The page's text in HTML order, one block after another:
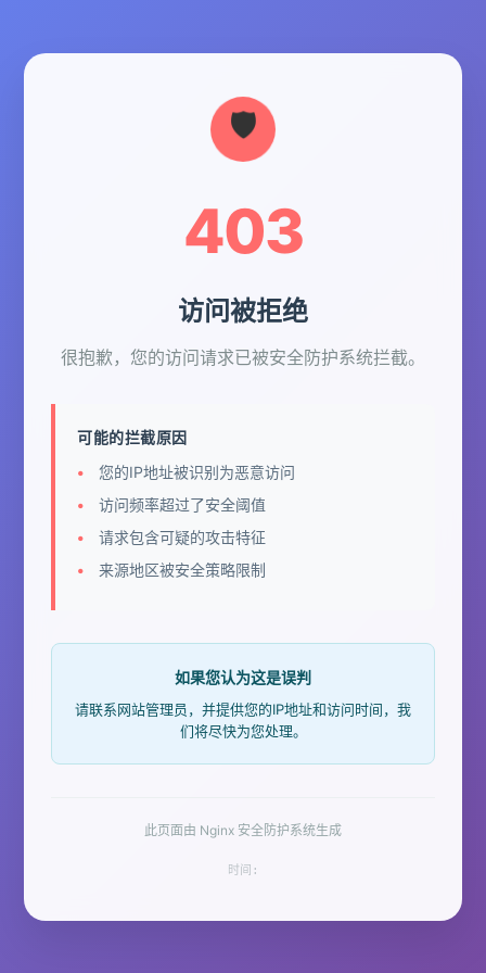
403
访问被拒绝
很抱歉，您的访问请求已被安全防护系统拦截。
可能的拦截原因
您的IP地址被识别为恶意访问
访问频率超过了安全阈值
请求包含可疑的攻击特征
来源地区被安全策略限制
如果您认为这是误判
请联系网站管理员，并提供您的IP地址和访问时间，我
们将尽快为您处理。
此页面由 Nginx 安全防护系统生成
时间: